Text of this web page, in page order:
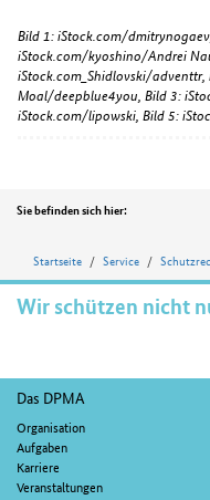
Bild 1: iStock.com/
iStock.com/kyoshino/Andrei
iStock.com_Shidlovski/
Moal/deepblue4you, Bild 3:
iStock.com/lipowski, Bild 5:
Position
Sie befinden sich hier:
Startseite Service
Wir schützen nicht
Fußnavigation
Das DPMA
Organisation
Aufgaben
Karriere
Veranstaltungen